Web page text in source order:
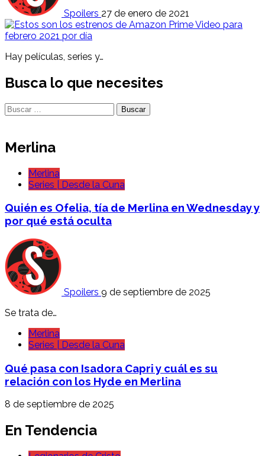
Spoilers 27 de enero de 2021
Hay películas, series y…
Busca lo que necesites
Buscar:
Merlina
Merlina
Series | Desde la Cuna
Quién es Ofelia, tía de Merlina en Wednesday y
por qué está oculta
Spoilers 9 de septiembre de 2025
Se trata de…
Merlina
Series | Desde la Cuna
Qué pasa con Isadora Capri y cuál es su
relación con los Hyde en Merlina
8 de septiembre de 2025
En Tendencia